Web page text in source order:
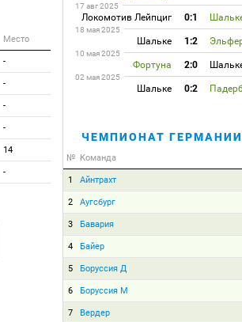
Место
-
-
-
-
14
-
17 авг 2025
Локомотив Лейпциг 0:1
18 мая 2025
Шальке 1:2
10 мая 2025
Фортуна 2:0
02 мая 2025
Шальке 0:2
ЧЕМПИОНАТ ГЕРМАНИИ
№ Команда
1 Айнтрахт
2 Аугсбург
3 Бавария
4 Байер
5 Боруссия Д
6 Боруссия М
7 Вердер